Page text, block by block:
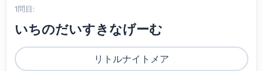
1問目:
いちのだいすきなげーむ
リトルナイトメア